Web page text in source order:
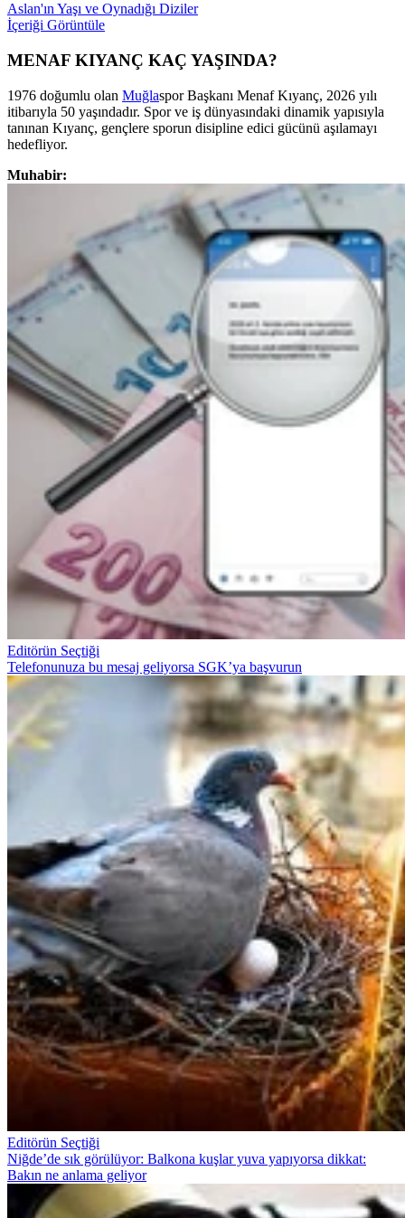
Aslan'ın Yaşı ve Oynadığı Diziler
İçeriği Görüntüle
MENAF KIYANÇ KAÇ YAŞINDA?
1976 doğumlu olan Muğlaspor Başkanı Menaf Kıyanç, 2026 yılı
itibarıyla 50 yaşındadır. Spor ve iş dünyasındaki dinamik yapısıyla
tanınan Kıyanç, gençlere sporun disipline edici gücünü aşılamayı
hedefliyor.
Muhabir:
Editörün Seçtiği
Telefonunuza bu mesaj geliyorsa SGK’ya başvurun
Editörün Seçtiği
Niğde’de sık görülüyor: Balkona kuşlar yuva yapıyorsa dikkat:
Bakın ne anlama geliyor